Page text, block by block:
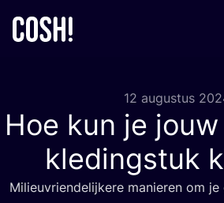
12 augustus
Hoe kun je
kledingstuk
Mili­eu­vrien­de­lij­ke­re manie­ren om